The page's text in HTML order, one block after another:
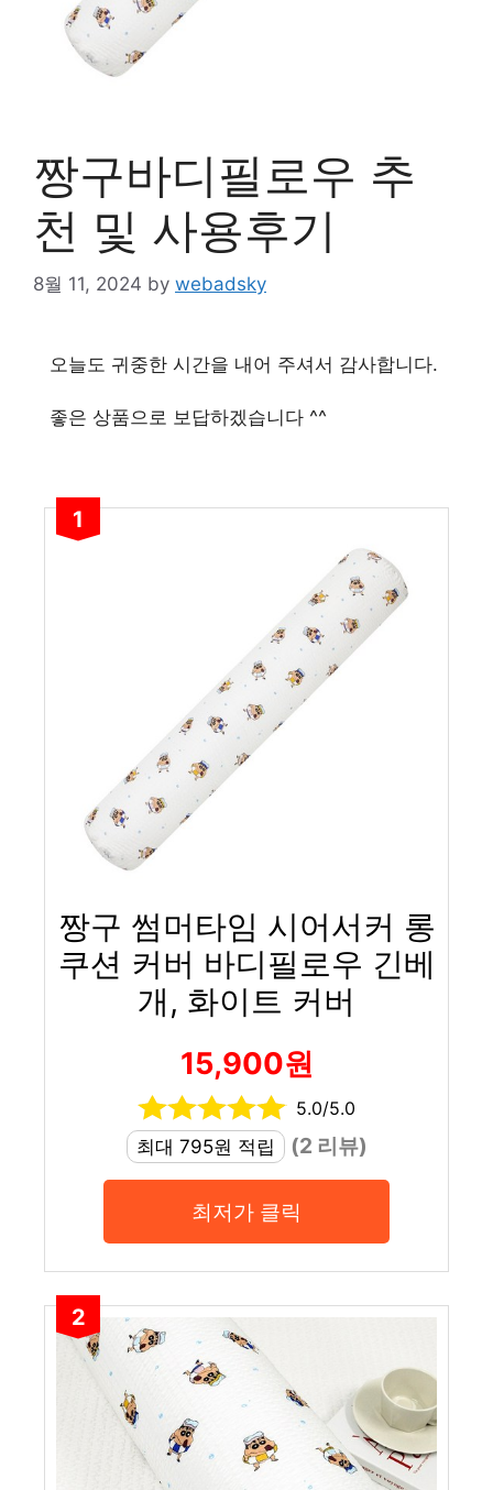
짱구바디필로우 추
천 및 사용후기
8월 11, 2024 by webadsky
오늘도 귀중한 시간을 내어 주셔서 감사합니다.
좋은 상품으로 보답하겠습니다 ^^
1
짱구 썸머타임 시어서커 롱
쿠션 커버 바디필로우 긴베
개, 화이트 커버
15,900원
5.0/5.0
최대 795원 적립
(2 리뷰)
최저가 클릭
2